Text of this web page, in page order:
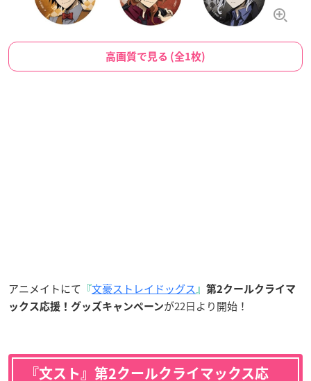
高画質で見る (全1枚)
アニメイトにて 『文豪ストレイドッグス』 第2クールクライマ
ックス応援！グッズキャンペーンが22日より開始！
『文スト』第2クールクライマックス応